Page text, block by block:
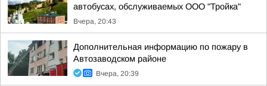
автобусах, обслуживаемых ООО "Тройка"
Вчера, 20:43
Дополнительная информацию по пожару в
Автозаводском районе
Вчера, 20:39